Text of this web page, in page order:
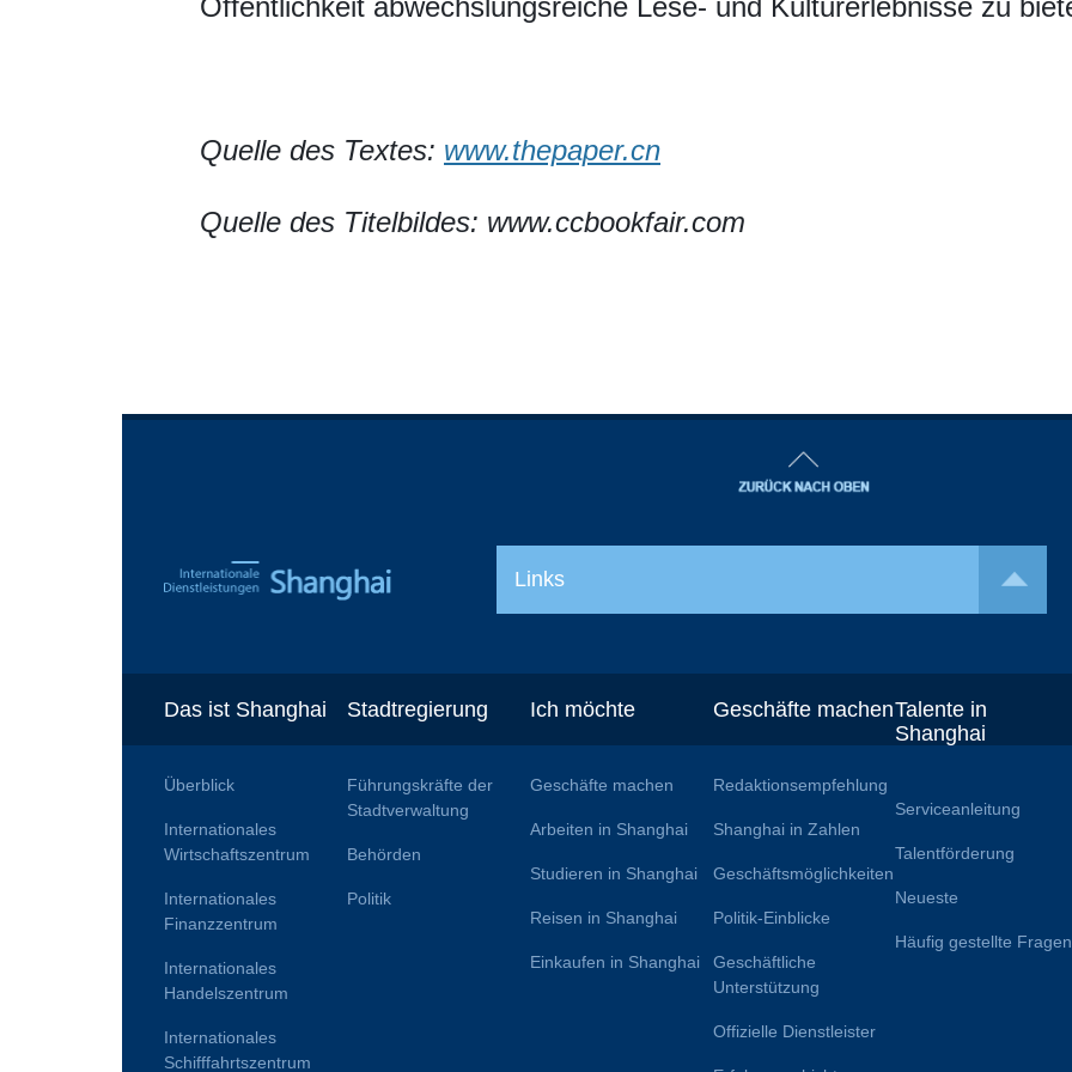
Quelle des Textes: www.thepaper.cn
Quelle des Titelbildes: www.ccbookfair.com
Links
Das ist Shanghai
Überblick
Internationales
Wirtschaftszentrum
Internationales
Finanzzentrum
Internationales
Handelszentrum
Internationales
Schifffahrtszentrum
Stadtregierung
Führungskräfte der
Stadtverwaltung
Behörden
Politik
Ich möchte
Geschäfte machen
Arbeiten in Shanghai
Studieren in Shanghai
Reisen in Shanghai
Einkaufen in Shanghai
Geschäfte machen
Redaktionsempfehlung
Shanghai in Zahlen
Geschäftsmöglichkeiten
Politik-Einblicke
Geschäftliche
Unterstützung
Offizielle Dienstleister
Talente in
Shanghai
Serviceanleitung
Talentförderung
Neueste
Häufig gestellte Fragen